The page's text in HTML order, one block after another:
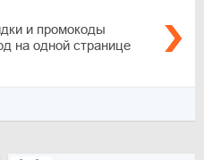
и промокоды
на одной странице